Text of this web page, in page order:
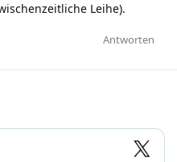
Leihe).
Antworten